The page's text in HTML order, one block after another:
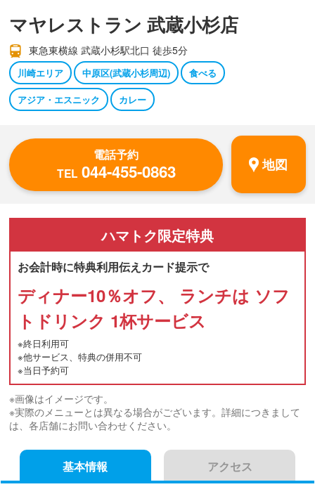
マヤレストラン 武蔵小杉店
東急東横線 武蔵小杉駅北口 徒歩5分
川崎エリア 中原区(武蔵小杉周辺)
食べる
アジア・エスニック
カレー
電話予約
TEL 044-455-0863 地図
ハマトク限定特典
お会計時に特典利用伝えカード提示で
ディナー10％オフ、 ランチは ソフ
トドリンク 1杯サービス
※終日利用可
※他サービス、特典の併用不可
※当日予約可
※画像はイメージです。
※実際のメニューとは異なる場合がございます。詳細につきまして
は、各店舗にお問い合わせください。
基本情報 アクセス